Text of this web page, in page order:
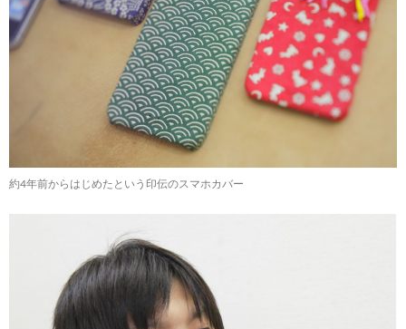
約4年前からはじめたという印伝のスマホカバー